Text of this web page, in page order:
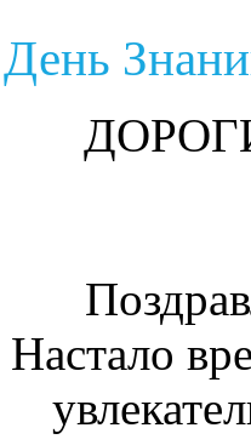
День
Настало